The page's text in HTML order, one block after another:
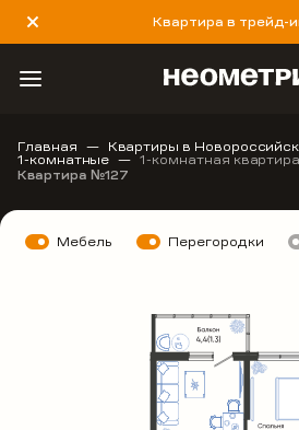
Квартира в трейд-
8 800 777 40
Главная Квартиры в
1-комнатные 1-комнатная
Квартира №127
Мебель Перегородки